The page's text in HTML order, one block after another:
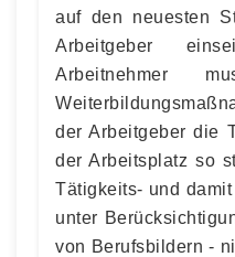
auf den neuesten
Arbeitgeber
Arbeitnehmer
der Arbeitgeber die
der Arbeitsplatz so
Tätigkeits- und
unter
von Berufsbildern -